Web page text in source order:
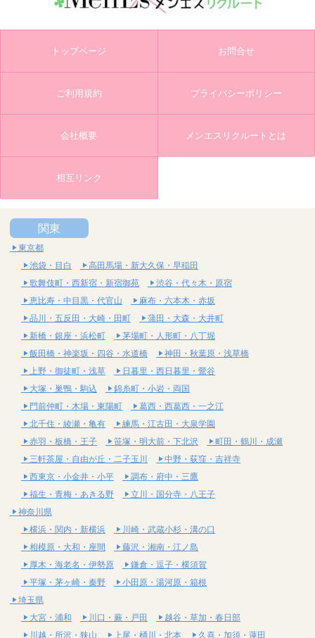
トップページ お問合せ
ご利用規約 プライバシーポリシー
会社概要 メンエスリクルートとは
相互リンク
関東
東京都
池袋・目白
高田馬場・新大久保・早稲田
歌舞伎町・西新宿・新宿御苑
渋谷・代々木・原宿
恵比寿・中目黒・代官山
麻布・六本木・赤坂
品川・五反田・大崎・田町
蒲田・大森・大井町
新橋・銀座・浜松町
茅場町・人形町・八丁堀
飯田橋・神楽坂・四谷・水道橋
神田・秋葉原・浅草橋
上野・御徒町・浅草
日暮里・西日暮里・鶯谷
大塚・巣鴨・駒込
錦糸町・小岩・両国
門前仲町・木場・東陽町
葛西・西葛西・一之江
北千住・綾瀬・亀有
練馬・江古田・大泉学園
赤羽・板橋・王子
笹塚・明大前・下北沢
町田・鶴川・成瀬
三軒茶屋・自由が丘・二子玉川
中野・荻窪・吉祥寺
西東京・小金井・小平
調布・府中・三鷹
福生・青梅・あきる野
立川・国分寺・八王子
神奈川県
横浜・関内・新横浜
川崎・武蔵小杉・溝の口
相模原・大和・座間
藤沢・湘南・江ノ島
厚木・海老名・伊勢原
鎌倉・逗子・横須賀
平塚・茅ヶ崎・秦野
小田原・湯河原・箱根
埼玉県
大宮・浦和
川口・蕨・戸田
越谷・草加・春日部
川越・所沢・狭山
上尾・桶川・北本 久喜・加須・蓮田